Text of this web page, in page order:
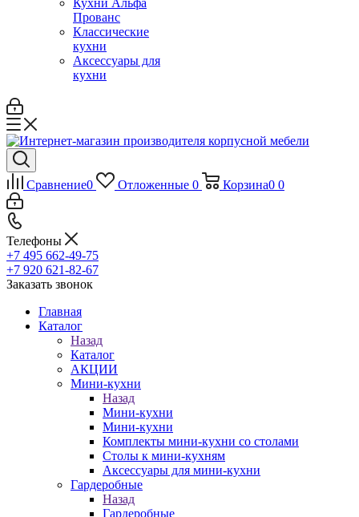
Кухни Альфа
Прованс
Классические
кухни
Аксессуары для
кухни
Сравнение0 Отложенные 0 Корзина0 0
Телефоны
+7 495 662-49-75
+7 920 621-82-67
Заказать звонок
Главная
Каталог
Назад
Каталог
АКЦИИ
Мини-кухни
Назад
Мини-кухни
Мини-кухни
Комплекты мини-кухни со столами
Столы к мини-кухням
Аксессуары для мини-кухни
Гардеробные
Назад
Гардеробные